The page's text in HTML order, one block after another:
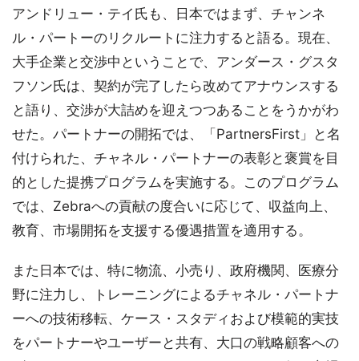
アンドリュー・テイ氏も、日本ではまず、チャンネ
ル・パートーのリクルートに注力すると語る。現在、
大手企業と交渉中ということで、アンダース・グスタ
フソン氏は、契約が完了したら改めてアナウンスする
と語り、交渉が大詰めを迎えつつあることをうかがわ
せた。パートナーの開拓では、「PartnersFirst」と名
付けられた、チャネル・パートナーの表彰と褒賞を目
的とした提携プログラムを実施する。このプログラム
では、Zebraへの貢献の度合いに応じて、収益向上、
教育、市場開拓を支援する優遇措置を適用する。
また日本では、特に物流、小売り、政府機関、医療分
野に注力し、トレーニングによるチャネル・パートナ
ーへの技術移転、ケース・スタディおよび模範的実技
をパートナーやユーザーと共有、大口の戦略顧客への